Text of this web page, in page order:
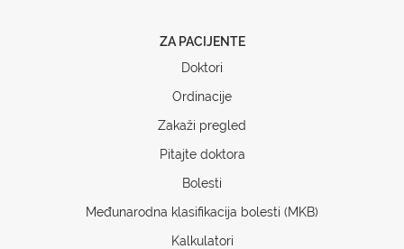
ZA PACIJENTE
Doktori
Ordinacije
Zakaži pregled
Pitajte doktora
Bolesti
Međunarodna klasifikacija bolesti (MKB)
Kalkulatori